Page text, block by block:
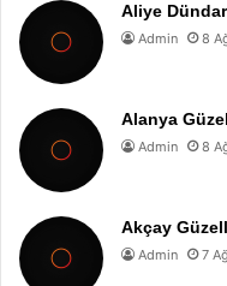
Aliye
Admin 8
Alanya
Admin 8
Akçay
Admin 7